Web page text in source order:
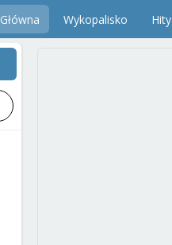
Główna Wykopalisko Hity